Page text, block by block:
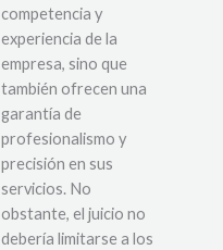
competencia y
experiencia de la
empresa, sino que
también ofrecen una
garantía de
profesionalismo y
precisión en sus
servicios. No
obstante, el juicio no
debería limitarse a los